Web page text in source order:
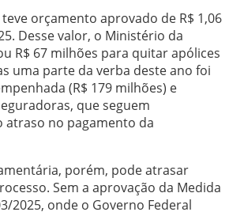
orçamento aprovado de R$ 1,06
Desse valor, o Ministério da
R$ 67 milhões para quitar apólices
uma parte da verba deste ano foi
(R$ 179 milhões) e
que seguem
atraso no pagamento da
porém, pode atrasar
Sem a aprovação da Medida
2025, onde o Governo Federal